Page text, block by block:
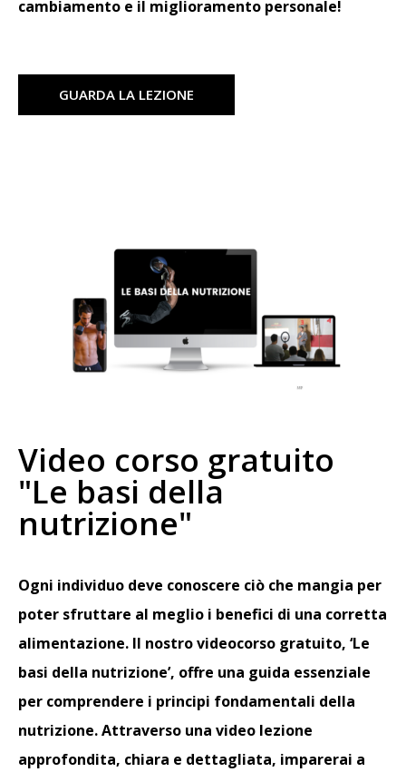
cambiamento e il miglioramento personale!
GUARDA LA LEZIONE
Video corso gratuito
"Le basi della
nutrizione"
Ogni individuo deve conoscere ciò che mangia per
poter sfruttare al meglio i benefici di una corretta
alimentazione. Il nostro videocorso gratuito, ‘Le
basi della nutrizione’, offre una guida essenziale
per comprendere i principi fondamentali della
nutrizione. Attraverso una video lezione
approfondita, chiara e dettagliata, imparerai a